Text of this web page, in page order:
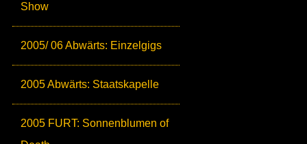
Show
2005/ 06 Abwärts: Einzelgigs
2005 Abwärts: Staatskapelle
2005 FURT: Sonnenblumen of